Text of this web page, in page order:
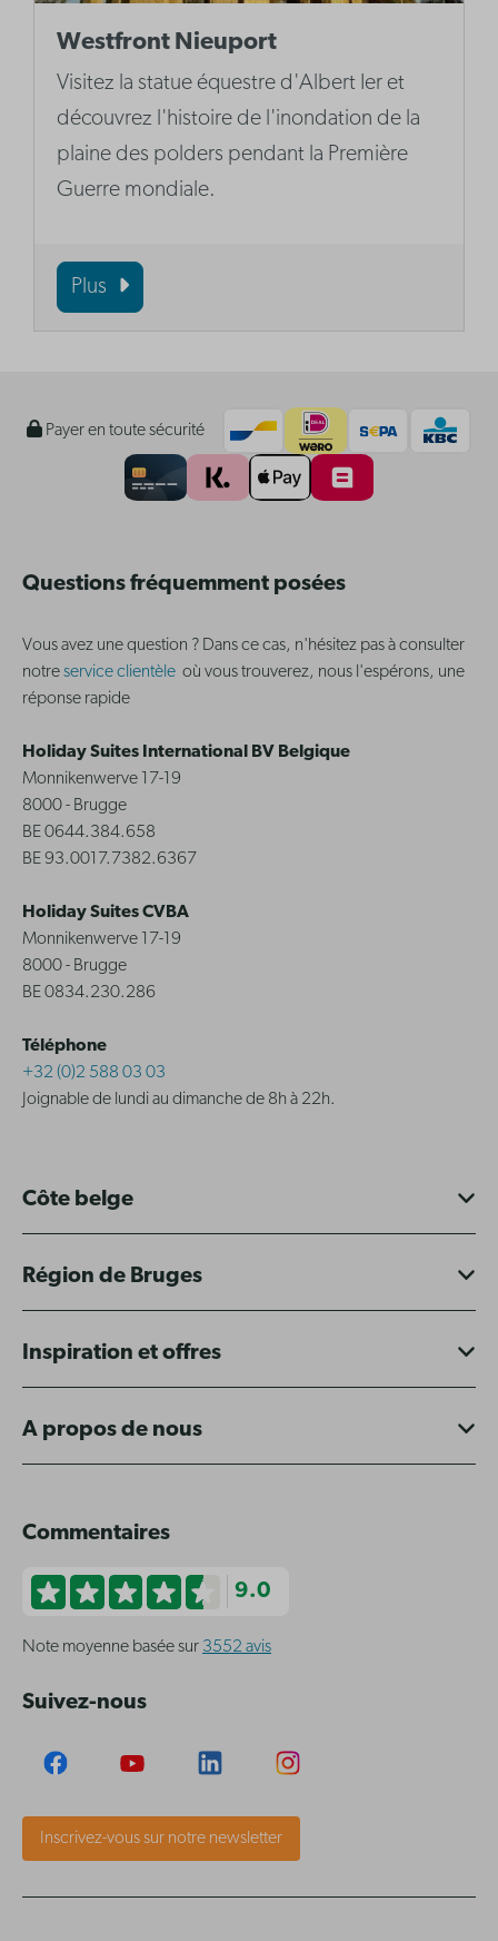
Westfront Nieuport
Visitez la statue équestre d'Albert Ier et
découvrez l'histoire de l'inondation de la
plaine des polders pendant la Première
Guerre mondiale.
Plus
Payer en toute sécurité
Questions fréquemment posées
Vous avez une question ? Dans ce cas, n'hésitez pas à consulter
notreservice clientèle où vous trouverez, nous l'espérons, une
réponse rapide
Holiday Suites International BV Belgique
Monnikenwerve 17-19
8000 - Brugge
BE 0644.384.658
BE 93.0017.7382.6367
Holiday Suites CVBA
Monnikenwerve 17-19
8000 - Brugge
BE 0834.230.286
Téléphone
+32 (0)2 588 03 03
Joignable de lundi au dimanche de 8h à 22h.
Côte belge
Région de Bruges
Inspiration et offres
A propos de nous
Commentaires
9.0
Note moyenne basée sur 3552 avis
Suivez-nous
Inscrivez-vous sur notre newsletter